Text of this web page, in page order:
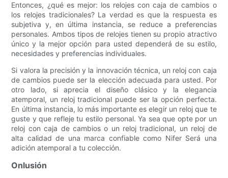
Entonces, ¿qué es mejor: los relojes con caja de cambios o
los relojes tradicionales? La verdad es que la respuesta es
subjetiva y, en última instancia, se reduce a preferencias
personales. Ambos tipos de relojes tienen su propio atractivo
único y la mejor opción para usted dependerá de su estilo,
necesidades y preferencias individuales.
Si valora la precisión y la innovación técnica, un reloj con caja
de cambios puede ser la elección adecuada para usted. Por
otro lado, si aprecia el diseño clásico y la elegancia
atemporal, un reloj tradicional puede ser la opción perfecta.
En última instancia, lo más importante es elegir un reloj que te
guste y que refleje tu estilo personal. Ya sea que opte por un
reloj con caja de cambios o un reloj tradicional, un reloj de
alta calidad de una marca confiable como Nifer Será una
adición atemporal a tu colección.
Onlusión